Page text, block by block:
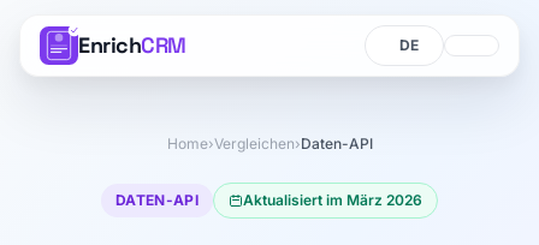
EnrichCRM Sprache
Sprache
Home›Vergleichen›Daten-API
DATEN-API Aktualisiert im März 2026